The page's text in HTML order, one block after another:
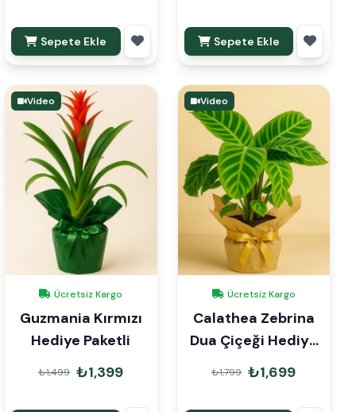
Sepete Ekle Sepete Ekle
Video
Ücretsiz Kargo
Guzmania Kırmızı
Hediye Paketli
₺1,499 ₺1,399
Video
Ücretsiz Kargo
Calathea Zebrina
Dua Çiçeği Hediye
Paketli
₺1,799 ₺1,699